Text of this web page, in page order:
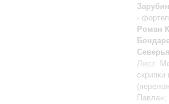
Зарубин
-
Роман
Лист:
Павла»;